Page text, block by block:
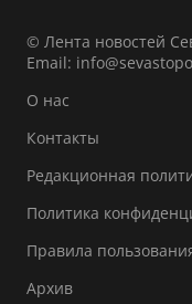
© Лента новостей
Email:
О нас
Контакты
Редакционная
Политика
Правила
Архив